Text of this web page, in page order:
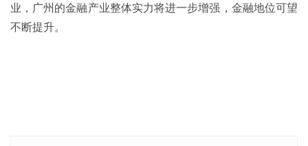
业，广州的金融产业整体实力将进一步增强，金融地位可望
不断提升。